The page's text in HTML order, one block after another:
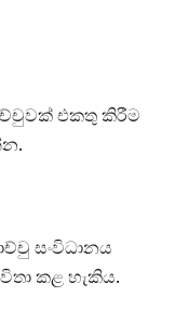
එකතු කිරීම
සංවිධානය
කළ හැකිය.